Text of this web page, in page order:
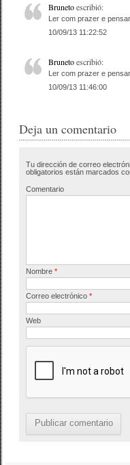
Brunetoescribió:
Ler com prazer e
10/09/13 11:22:52
Brunetoescribió:
Ler com prazer e
10/09/13 11:46:00
Deja un comentario
Tu dirección de correo
obligatorios están marcados
Comentario
Nombre*
Correo electrónico*
Web